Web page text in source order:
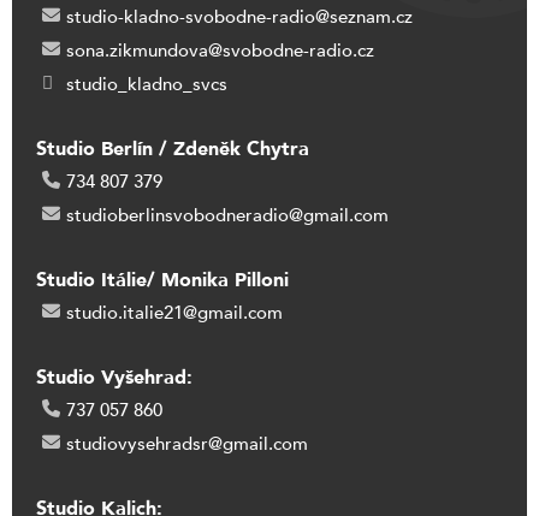
studio-kladno-svobodne-radio@seznam.cz
sona.zikmundova@svobodne-radio.cz
studio_kladno_svcs
Studio Berlín / Zdeněk Chytra
734 807 379
studioberlinsvobodneradio@gmail.com
Studio Itálie/ Monika Pilloni
studio.italie21@gmail.com
Studio Vyšehrad:
737 057 860
studiovysehradsr@gmail.com
Studio Kalich: